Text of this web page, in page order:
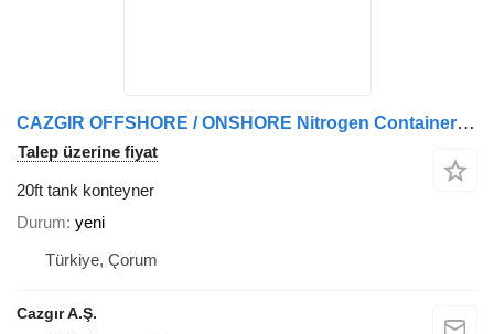
CAZGIR OFFSHORE / ONSHORE Nitrogen Containers (LIN)
Talep üzerine fiyat
20ft tank konteyner
Durum yeni
Türkiye, Çorum
Cazgır A.Ş.